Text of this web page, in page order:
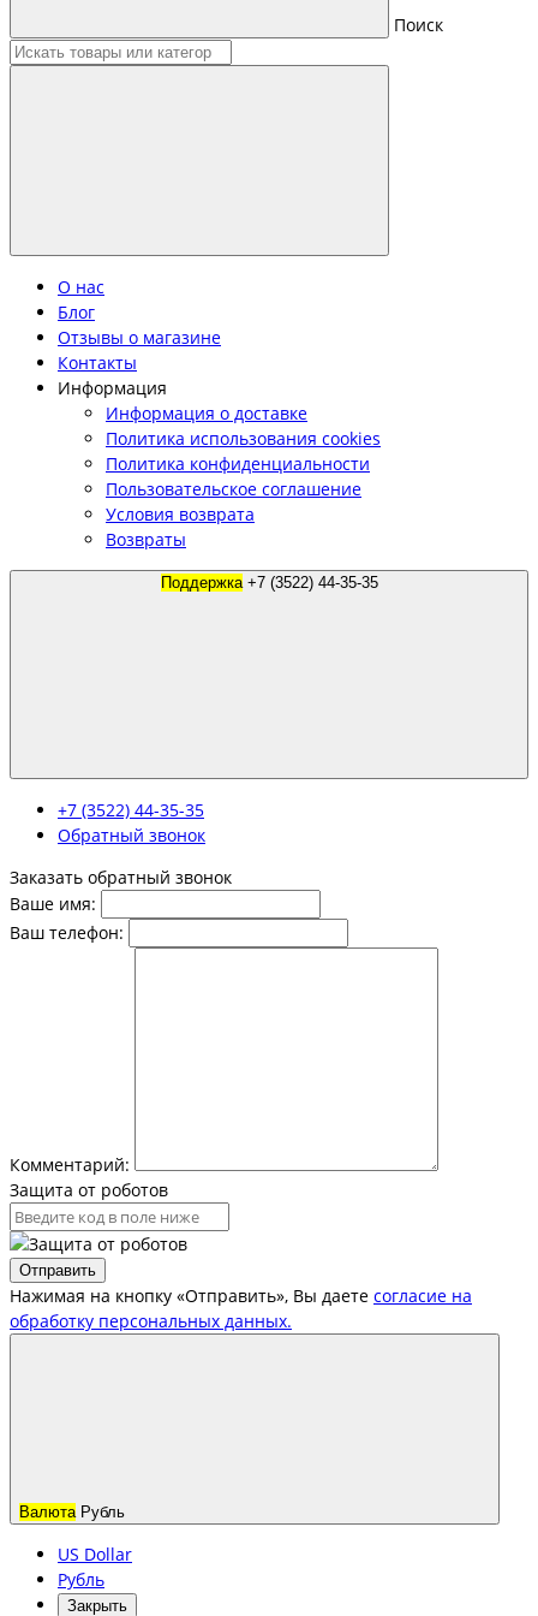
Поиск
О нас
Блог
Отзывы о магазине
Контакты
Информация
Информация о доставке
Политика использования cookies
Политика конфиденциальности
Пользовательское соглашение
Условия возврата
Возвраты
Поддержка +7 (3522) 44-35-35
+7 (3522) 44-35-35
Обратный звонок
Заказать обратный звонок
Ваше имя:
Ваш телефон:
Комментарий:
Защита от роботов
Отправить
Нажимая на кнопку «Отправить», Вы даете согласие на
обработку персональных данных.
Валюта Рубль
US Dollar
Рубль
Закрыть